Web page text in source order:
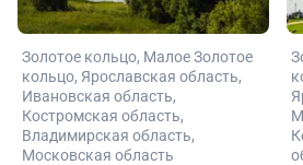
Золотое кольцо Малое Золотое
кольцо Ярославская область
Ивановская область
Костромская область
Владимирская область
Московская область